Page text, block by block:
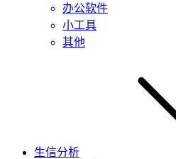
办公软件
小工具
其他
生信分析